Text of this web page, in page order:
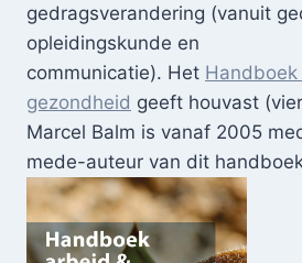
gedragsverandering (vanuit
opleidingskunde en
communicatie). Het H
gezondheid geeft houvast
Marcel Balm is vanaf 2005
mede-auteur van dit